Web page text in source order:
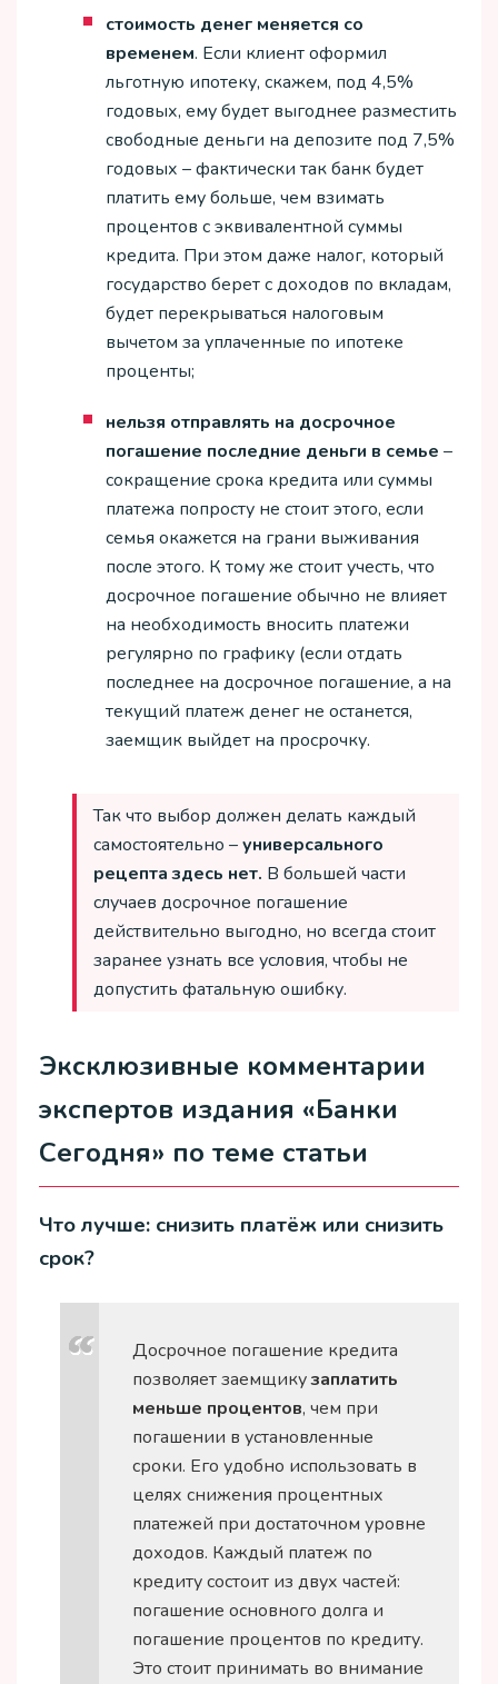
стоимость денег меняется со
временем. Если клиент оформил
льготную ипотеку, скажем, под 4,5%
годовых, ему будет выгоднее разместить
свободные деньги на депозите под 7,5%
годовых – фактически так банк будет
платить ему больше, чем взимать
процентов с эквивалентной суммы
кредита. При этом даже налог, который
государство берет с доходов по вкладам,
будет перекрываться налоговым
вычетом за уплаченные по ипотеке
проценты;
нельзя отправлять на досрочное
погашение последние деньги в семье –
сокращение срока кредита или суммы
платежа попросту не стоит этого, если
семья окажется на грани выживания
после этого. К тому же стоит учесть, что
досрочное погашение обычно не влияет
на необходимость вносить платежи
регулярно по графику (если отдать
последнее на досрочное погашение, а на
текущий платеж денег не останется,
заемщик выйдет на просрочку.
Так что выбор должен делать каждый
самостоятельно –универсального
рецепта здесь нет. В большей части
случаев досрочное погашение
действительно выгодно, но всегда стоит
заранее узнать все условия, чтобы не
допустить фатальную ошибку.
Эксклюзивные комментарии
экспертов издания «Банки
Сегодня» по теме статьи
Что лучше: снизить платёж или снизить
срок?
Досрочное погашение кредита
позволяет заемщикузаплатить
меньше процентов, чем при
погашении в установленные
сроки. Его удобно использовать в
целях снижения процентных
платежей при достаточном уровне
доходов. Каждый платеж по
кредиту состоит из двух частей:
погашение основного долга и
погашение процентов по кредиту.
Это стоит принимать во внимание